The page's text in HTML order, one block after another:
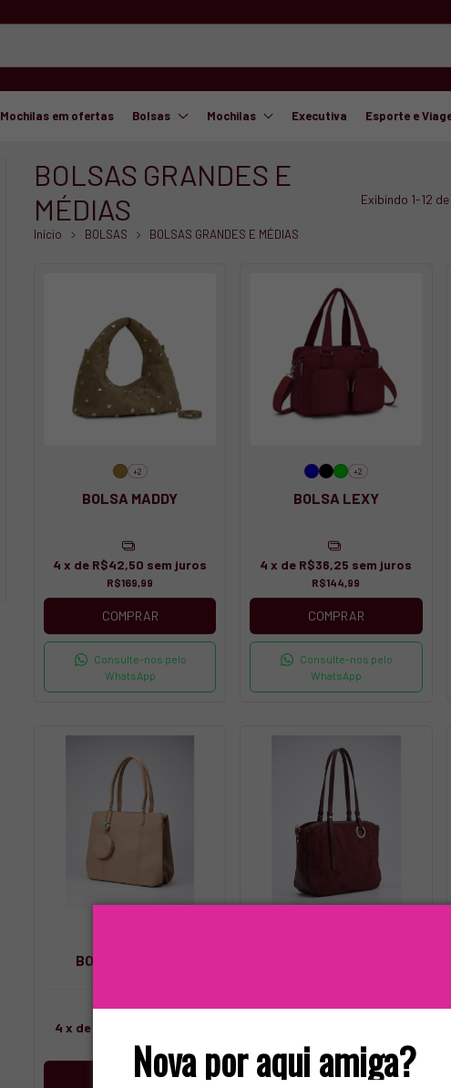
Nova por aqui amiga?
Mochilas em ofertas Bolsas Mochilas Executiva Esporte e
BOLSAS GRANDES E
MÉDIAS
Início BOLSAS BOLSAS GRANDES E MÉDIAS
Exibindo 1-12
+2
BOLSA MADDY
R$169,99
4 x de R$42,50 sem juros
COMPRAR
Consulte-nos pelo
WhatsApp
+2
BOLSA LEXY
R$144,99
4 x de R$36,25 sem juros
COMPRAR
Consulte-nos pelo
WhatsApp
BOLSA MONIQUE
R$155,00
4 x de
COMPRAR COMPRAR